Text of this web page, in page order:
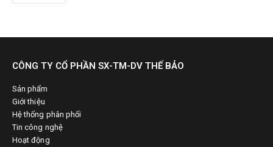
CÔNG TY CỔ PHẦN SX-TM-DV THẾ BẢO
Sản phẩm
Giới thiệu
Hệ thống phân phối
Tin công nghệ
Hoạt động